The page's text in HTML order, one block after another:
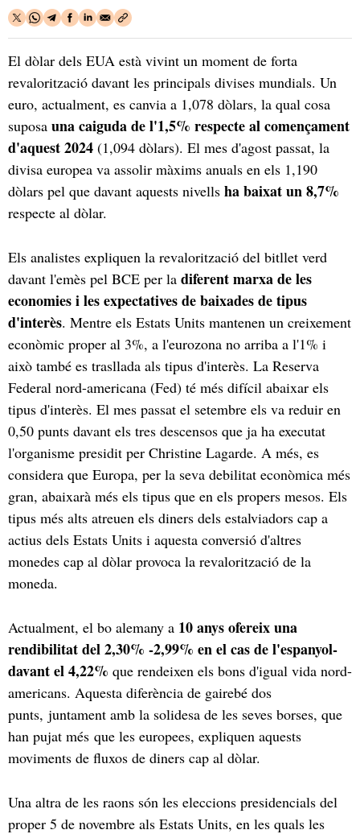
El dòlar dels EUA està vivint un moment de forta
revalorització davant les principals divises mundials. Un
euro, actualment, es canvia a 1,078 dòlars, la qual cosa
suposa una caiguda de l'1,5% respecte al començament
d'aquest 2024 (1,094 dòlars). El mes d'agost passat, la
divisa europea va assolir màxims anuals en els 1,190
dòlars pel que davant aquests nivells ha baixat un 8,7%
respecte al dòlar.
Els analistes expliquen la revalorització del bitllet verd
davant l'emès pel BCE per la diferent marxa de les
economies i les expectatives de baixades de tipus
d'interès. Mentre els Estats Units mantenen un creixement
econòmic proper al 3%, a l'eurozona no arriba a l'1% i
això també es trasllada als tipus d'interès. La Reserva
Federal nord-americana (Fed) té més difícil abaixar els
tipus d'interès. El mes passat el setembre els va reduir en
0,50 punts davant els tres descensos que ja ha executat
l'organisme presidit per Christine Lagarde. A més, es
considera que Europa, per la seva debilitat econòmica més
gran, abaixarà més els tipus que en els propers mesos. Els
tipus més alts atreuen els diners dels estalviadors cap a
actius dels Estats Units i aquesta conversió d'altres
monedes cap al dòlar provoca la revalorització de la
moneda.
Actualment, el bo alemany a 10 anys ofereix una
rendibilitat del 2,30% -2,99% en el cas de l'espanyol-
davant el 4,22% que rendeixen els bons d'igual vida nord-
americans. Aquesta diferència de gairebé dos
punts, juntament amb la solidesa de les seves borses, que
han pujat més que les europees, expliquen aquests
moviments de fluxos de diners cap al dòlar.
Una altra de les raons són les eleccions presidencials del
proper 5 de novembre als Estats Units, en les quals les